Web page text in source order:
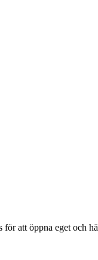
att öppna eget och